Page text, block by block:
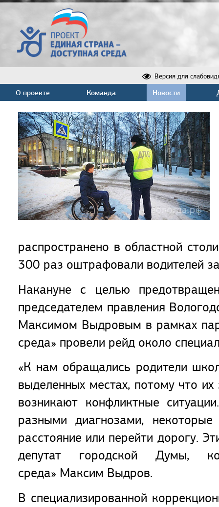
Версия для
О проекте Команда Новости
распространено в областной
300 раз оштрафовали водителей
Накануне с целью
председателем правления
Максимом Выдровым в рамках
среда» провели рейд около
«К нам обращались родители
выделенных местах, потому что
возникают конфликтные
разными диагнозами,
расстояние или перейти дорогу.
депутат городской Думы,
среда» Максим Выдров.
В специализированной